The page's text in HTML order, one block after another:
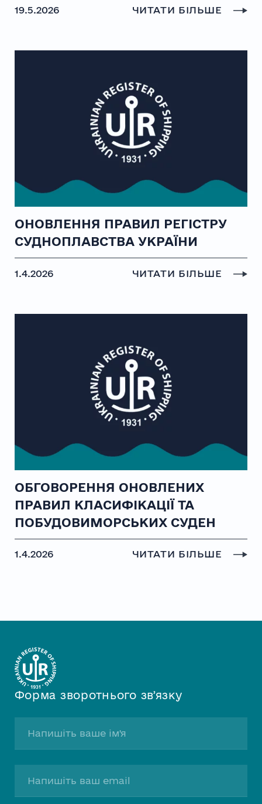
19.5.2026 ЧИТАТИ БІЛЬШЕ
ОНОВЛЕННЯ ПРАВИЛ РЕГІСТРУ
СУДНОПЛАВСТВА УКРАЇНИ
1.4.2026 ЧИТАТИ БІЛЬШЕ
ОБГОВОРЕННЯ ОНОВЛЕНИХ
ПРАВИЛ КЛАСИФІКАЦІЇ ТА
ПОБУДОВИМОРСЬКИХ СУДЕН
1.4.2026 ЧИТАТИ БІЛЬШЕ
Форма зворотнього звʼязку